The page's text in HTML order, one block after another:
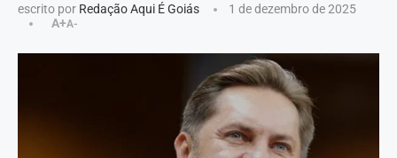
escrito por Redação Aqui É Goiás
1 de dezembro de 2025
A+A-